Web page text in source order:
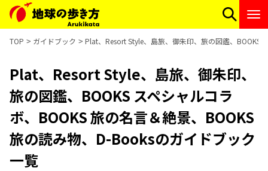
TOP ガイドブック Plat、Resort Style、島旅、御朱印、旅の図鑑、BOOKS
Plat、Resort Style、島旅、御朱印、
旅の図鑑、BOOKS スペシャルコラ
ボ、BOOKS 旅の名言＆絶景、BOOKS
旅の読み物、D-Booksのガイドブック
一覧